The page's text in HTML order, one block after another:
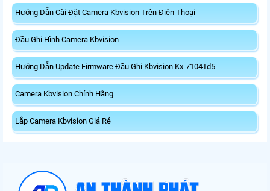
Hướng Dẫn Cài Đặt Camera Kbvision Trên Điện Thoại
Đầu Ghi Hình Camera Kbvision
Hướng Dẫn Update Firmware Đầu Ghi Kbvision Kx-7104Td5
Camera Kbvision Chính Hãng
Lắp Camera Kbvision Giá Rẻ